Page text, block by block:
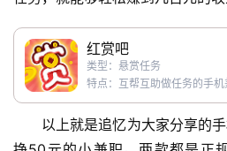
红赏吧
类型：悬赏任务
特点：互帮互助做任务的手
以上就是追忆为大家分享的